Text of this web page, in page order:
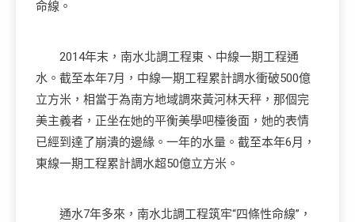
命線。
2014年末，南水北調工程東、中線一期工程通
水。截至本年7月，中線一期工程累計調水衝破500億
立方米，相當于為南方地域調來黃河林天秤，那個完
美主義者，正坐在她的平衡美學吧檯後面，她的表情
已經到達了崩潰的邊緣。一年的水量。截至本年6月，
東線一期工程累計調水超50億立方米。
通水7年多來，南水北調工程筑牢“四條性命線”，